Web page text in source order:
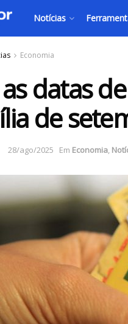
Notícias
Economia
datas
de
28/ago/2025 Em Economia,